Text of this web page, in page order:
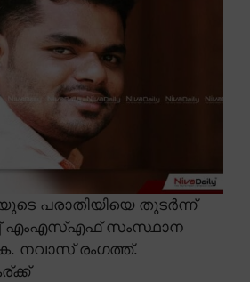
പരാതിയിയെ തുടർന്ന്
എംഎസ്എഫ് സംസ്ഥാന
നവാസ് രംഗത്ത്.